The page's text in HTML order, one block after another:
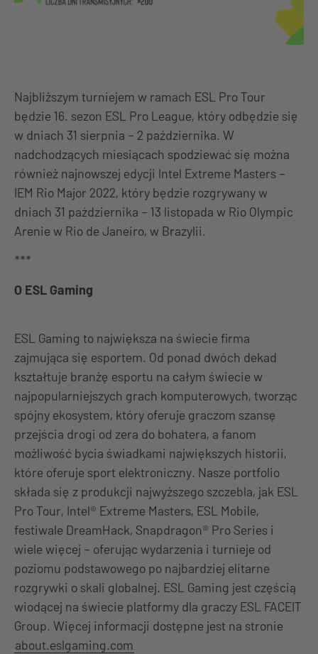
Najbliższym turniejem w ramach ESL Pro Tour
będzie 16. sezon ESL Pro League, który odbędzie się
w dniach 31 sierpnia – 2 października. W
nadchodzących miesiącach spodziewać się można
również najnowszej edycji Intel Extreme Masters –
IEM Rio Major 2022, który będzie rozgrywany w
dniach 31 października – 13 listopada w Rio Olympic
Arenie w Rio de Janeiro, w Brazylii.
***
O ESL Gaming
ESL Gaming to największa na świecie firma
zajmująca się esportem. Od ponad dwóch dekad
kształtuje branżę esportu na całym świecie w
najpopularniejszych grach komputerowych, tworząc
spójny ekosystem, który oferuje graczom szansę
przejścia drogi od zera do bohatera, a fanom
możliwość bycia świadkami największych historii,
które oferuje sport elektroniczny. Nasze portfolio
składa się z produkcji najwyższego szczebla, jak ESL
Pro Tour, Intel® Extreme Masters, ESL Mobile,
festiwale DreamHack, Snapdragon® Pro Series i
wiele więcej – oferując wydarzenia i turnieje od
poziomu podstawowego po najbardziej elitarne
rozgrywki o skali globalnej. ESL Gaming jest częścią
wiodącej na świecie platformy dla graczy ESL FACEIT
Group. Więcej informacji dostępne jest na stronie
about.eslgaming.com